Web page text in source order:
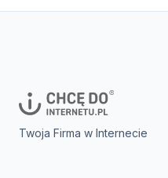
Twoja Firma w Internecie